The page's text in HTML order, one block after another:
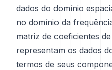
dados do domínio
no domínio da
matriz de coeficientes
representam os dados
termos de seus